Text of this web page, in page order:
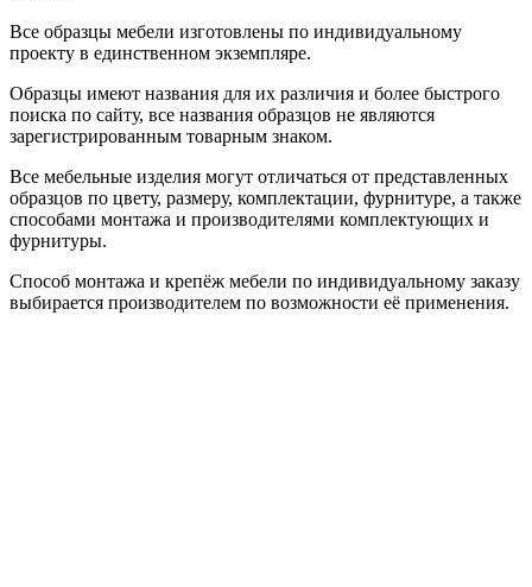
Все образцы мебели изготовлены по индивидуальному
проекту в единственном экземпляре.
Образцы имеют названия для их различия и более быстрого
поиска по сайту, все названия образцов не являются
зарегистрированным товарным знаком.
Все мебельные изделия могут отличаться от представленных
образцов по цвету, размеру, комплектации, фурнитуре, а также
способами монтажа и производителями комплектующих и
фурнитуры.
Способ монтажа и крепёж мебели по индивидуальному заказу
выбирается производителем по возможности её применения.